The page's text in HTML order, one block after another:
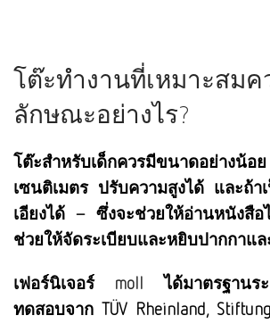
โต๊ะทำงานที่เหมาะสมค
ลักษณะอย่างไร?
โต๊ะสำหรับเด็กควรมีขนาดอย่า
เซนติเมตร ปรับความสูงได้ และถ้า
เอียงได้ – ซึ่งจะช่วยให้อ่านหนังสื
ช่วยให้จัดระเบียบและหยิบปากกาแ
เฟอร์นิเจอร์ moll ได้มาตรฐานร
ทดสอบจาก TÜV Rheinland,